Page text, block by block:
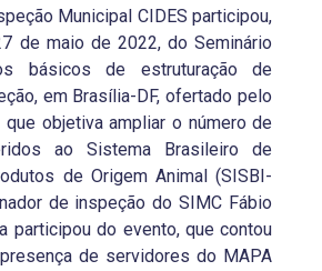
Municipal CIDES participou,
de maio de 2022, do Seminário
básicos de estruturação de
em Brasília-DF, ofertado pelo
que objetiva ampliar o número de
ao Sistema Brasileiro de
de Origem Animal (SISBI-
de inspeção do SIMC Fábio
participou do evento, que contou
de servidores do MAPA